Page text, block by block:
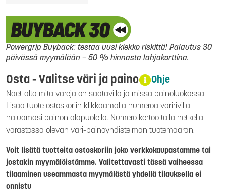
Powergrip Buyback: testaa uusi kiekko riskittä! Palautus 30
päivässä myymälään – 50 % hinnasta lahjakorttina.
Osta - Valitse väri ja paino Ohje
Näet alta mitä värejä on saatavilla ja missä painoluokassa
Lisää tuote ostoskoriin klikkaamalla numeroa väririvillä
haluamasi painon alapuolella. Numero kertoo tällä hetkellä
varastossa olevan väri-painoyhdistelmän tuotemäärän.
Voit lisätä tuotteita ostoskoriin joko verkkokaupastamme tai
jostakin myymälöistämme. Valitettavasti tässä vaiheessa
tilaaminen useammasta myymälästä yhdellä tilauksella ei
onnistu